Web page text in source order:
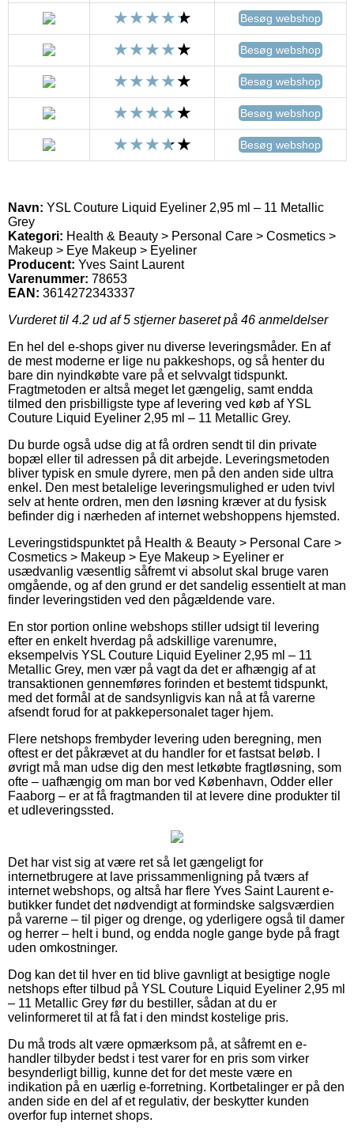
Besøg webshop
Besøg webshop
Besøg webshop
Besøg webshop
Besøg webshop
Navn: YSL Couture Liquid Eyeliner 2,95 ml – 11 Metallic
Grey
Kategori: Health & Beauty > Personal Care > Cosmetics >
Makeup > Eye Makeup > Eyeliner
Producent: Yves Saint Laurent
Varenummer: 78653
EAN: 3614272343337
Vurderet til 4.2 ud af 5 stjerner baseret på 46 anmeldelser
En hel del e-shops giver nu diverse leveringsmåder. En af
de mest moderne er lige nu pakkeshops, og så henter du
bare din nyindkøbte vare på et selvvalgt tidspunkt.
Fragtmetoden er altså meget let gængelig, samt endda
tilmed den prisbilligste type af levering ved køb af YSL
Couture Liquid Eyeliner 2,95 ml – 11 Metallic Grey.
Du burde også udse dig at få ordren sendt til din private
bopæl eller til adressen på dit arbejde. Leveringsmetoden
bliver typisk en smule dyrere, men på den anden side ultra
enkel. Den mest betalelige leveringsmulighed er uden tvivl
selv at hente ordren, men den løsning kræver at du fysisk
befinder dig i nærheden af internet webshoppens hjemsted.
Leveringstidspunktet på Health & Beauty > Personal Care >
Cosmetics > Makeup > Eye Makeup > Eyeliner er
usædvanlig væsentlig såfremt vi absolut skal bruge varen
omgående, og af den grund er det sandelig essentielt at man
finder leveringstiden ved den pågældende vare.
En stor portion online webshops stiller udsigt til levering
efter en enkelt hverdag på adskillige varenumre,
eksempelvis YSL Couture Liquid Eyeliner 2,95 ml – 11
Metallic Grey, men vær på vagt da det er afhængig af at
transaktionen gennemføres forinden et bestemt tidspunkt,
med det formål at de sandsynligvis kan nå at få varerne
afsendt forud for at pakkepersonalet tager hjem.
Flere netshops frembyder levering uden beregning, men
oftest er det påkrævet at du handler for et fastsat beløb. I
øvrigt må man udse dig den mest letkøbte fragtløsning, som
ofte – uafhængig om man bor ved København, Odder eller
Faaborg – er at få fragtmanden til at levere dine produkter til
et udleveringssted.
Det har vist sig at være ret så let gængeligt for
internetbrugere at lave prissammenligning på tværs af
internet webshops, og altså har flere Yves Saint Laurent e-
butikker fundet det nødvendigt at formindske salgsværdien
på varerne – til piger og drenge, og yderligere også til damer
og herrer – helt i bund, og endda nogle gange byde på fragt
uden omkostninger.
Dog kan det til hver en tid blive gavnligt at besigtige nogle
netshops efter tilbud på YSL Couture Liquid Eyeliner 2,95 ml
– 11 Metallic Grey før du bestiller, sådan at du er
velinformeret til at få fat i den mindst kostelige pris.
Du må trods alt være opmærksom på, at såfremt en e-
handler tilbyder bedst i test varer for en pris som virker
besynderligt billig, kunne det for det meste være en
indikation på en uærlig e-forretning. Kortbetalinger er på den
anden side en del af et regulativ, der beskytter kunden
overfor fup internet shops.